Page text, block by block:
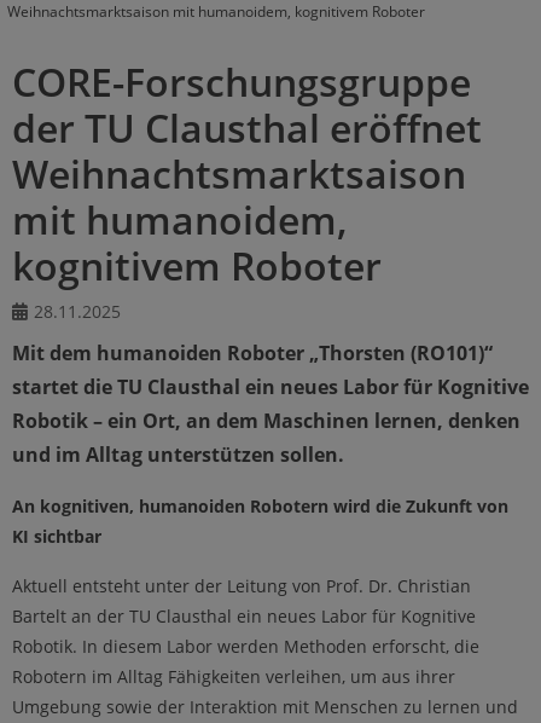
Weihnachtsmarktsaison mit humanoidem, kognitivem Roboter
CORE-Forschungsgruppe
der TU Clausthal eröffnet
Weihnachtsmarktsaison
mit humanoidem,
kognitivem Roboter
28.11.2025
Mit dem humanoiden Roboter „Thorsten (RO101)“
startet die TU Clausthal ein neues Labor für Kognitive
Robotik – ein Ort, an dem Maschinen lernen, denken
und im Alltag unterstützen sollen.
An kognitiven, humanoiden Robotern wird die Zukunft von
KI sichtbar
Aktuell entsteht unter der Leitung von Prof. Dr. Christian
Bartelt an der TU Clausthal ein neues Labor für Kognitive
Robotik. In diesem Labor werden Methoden erforscht, die
Robotern im Alltag Fähigkeiten verleihen, um aus ihrer
Umgebung sowie der Interaktion mit Menschen zu lernen und